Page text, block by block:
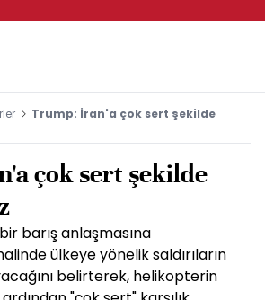
Trump: İran'a çok sert şekilde
çok sert şekilde
barış anlaşmasına
ülkeye yönelik saldırıların
belirterek, helikopterin